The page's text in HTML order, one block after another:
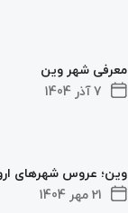
7 آذر 1404
معرفی شهر وین
21 مهر 1404
وین؛ عروس شهرهای